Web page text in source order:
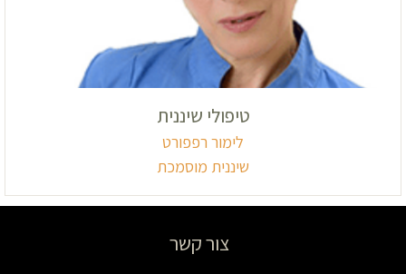
טיפולי שיננית
לימור רפפורט
שיננית מוסמכת
צור קשר